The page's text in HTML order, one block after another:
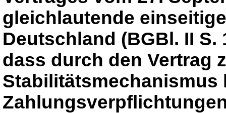
gleichlautende
Deutschland (BGBl. II
dass durch den Vertrag
Stabilitätsmechanismus